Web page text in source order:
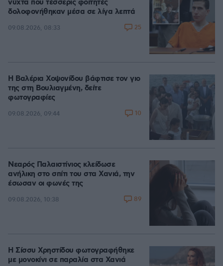
νύχτα που τέσσερις φοιτητές
δολοφονήθηκαν μέσα σε λίγα λεπτά
09.08.2026, 08:33 25
Η Βαλέρια Χοψονίδου βάφτισε τον γιο
της στη Βουλιαγμένη, δείτε
φωτογραφίες
09.08.2026, 09:44 10
Νεαρός Παλαιστίνιος κλείδωσε
ανήλικη στο σπίτι του στα Χανιά, την
έσωσαν οι φωνές της
09.08.2026, 10:38 89
Η Σίσσυ Χρηστίδου φωτογραφήθηκε
με μονοκίνι σε παραλία στα Χανιά